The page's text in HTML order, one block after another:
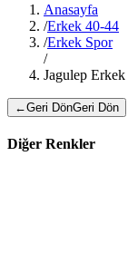
Anasayfa
/Erkek 40-44
/Erkek Spor
/
Jagulep
←Geri DönGeri Dön
Diğer Renkler